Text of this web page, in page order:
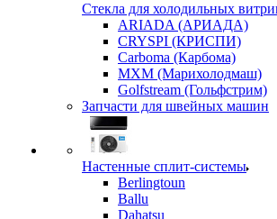
Стекла для холодильных
ARIADA (АРИАДА)
CRYSPI (КРИСПИ)
Carboma (Карбома)
MXM (Марихолодмаш)
Golfstream (Гольфстрим)
Запчасти для швейных машин
Настенные сплит-системы
Berlingtoun
Ballu
Dahatsu